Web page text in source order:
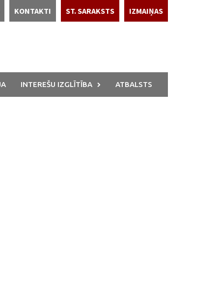
IZMAIŅAS
ST. SARAKSTS
KONTAKTI
INTEREŠU IZGLĪTĪBA ATBALSTS